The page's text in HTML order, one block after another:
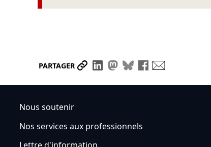
PARTAGER Partager le lien
Partager sur LinkedIn
Partager sur Mastodon
Partager sur
Partager sur
Nous soutenir
Nos services aux professionnels